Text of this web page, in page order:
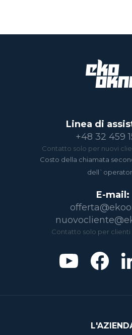
Linea di
+48 32 459
Contatto solo per nuovi
Costo della chiamata
E-mail:
Contatto solo per clienti